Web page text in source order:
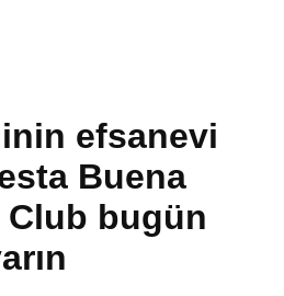
efsanevi
Buena
bugün